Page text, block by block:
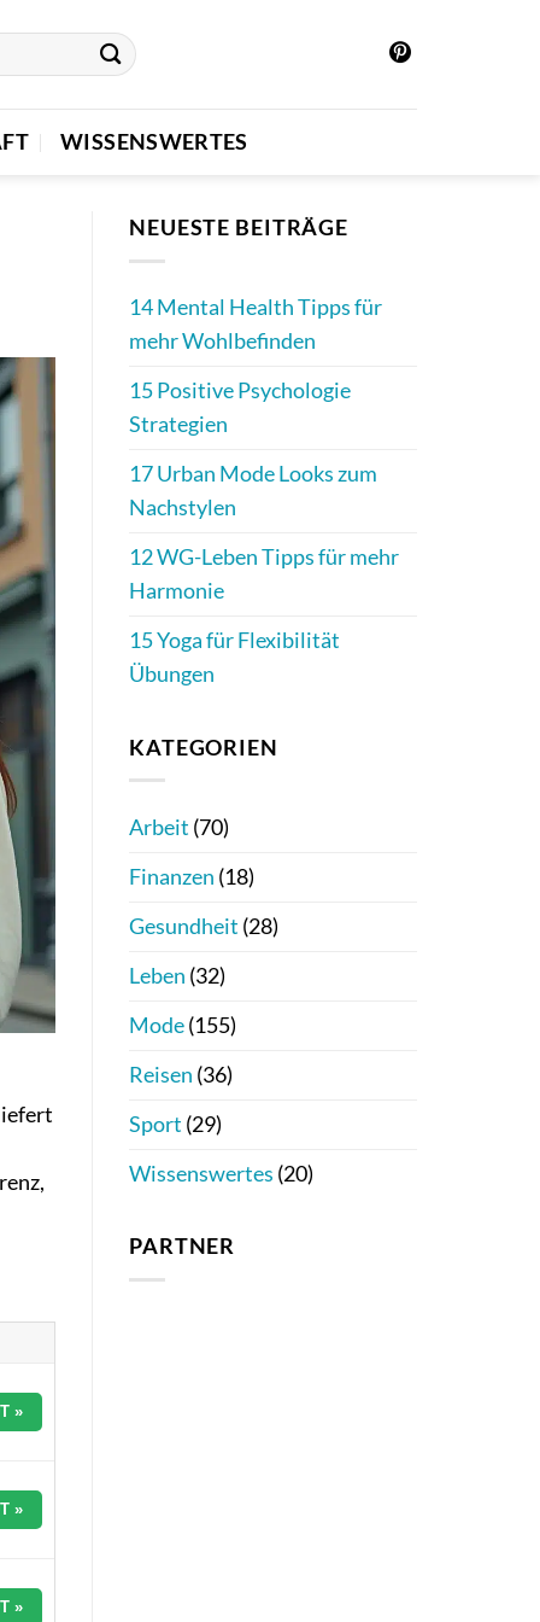
WISSENSWERTES
»
»
»
NEUESTE BEITRÄGE
14 Mental Health Tipps für
mehr Wohlbefinden
15 Positive Psychologie
Strategien
17 Urban Mode Looks zum
Nachstylen
12 WG-Leben Tipps für mehr
Harmonie
15 Yoga für Flexibilität
Übungen
KATEGORIEN
Arbeit (70)
Finanzen (18)
Gesundheit (28)
Leben (32)
Mode(155)
Reisen (36)
Sport (29)
Wissenswertes (20)
PARTNER